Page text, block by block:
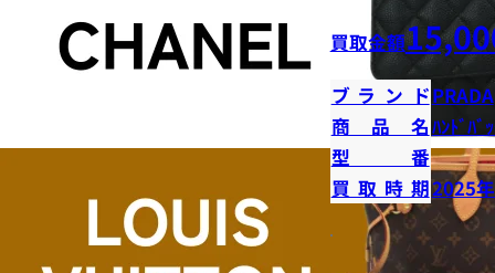
買取金額
ブランドPRADA
商品名ﾊﾝﾄﾞﾊﾞ
型番
買取時期2025